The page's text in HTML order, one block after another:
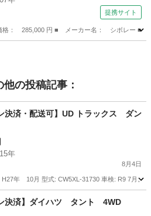
ング パワーウィンドウ （検8.8）
提携サイト
： 285,000 円 ■ メーカー名： シボレー ■
他の投稿記事：
決済・配送可】UD トラックス ダン
年
8月4日
年 10月 型式: CW5XL-31730 車検: R9 7月。
その他
ン決済】ダイハツ タント 4WD